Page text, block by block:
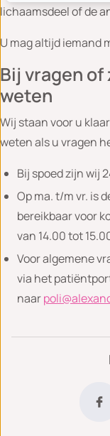
lichaamsdeel of de
U mag altijd iemand
Bij vragen
weten
Wij staan voor u
weten als u vragen
Bij spoed zijn wij
Op ma. t/m vr. is
bereikbaar voor
van 14.00 tot
Voor algemene
via het
naar